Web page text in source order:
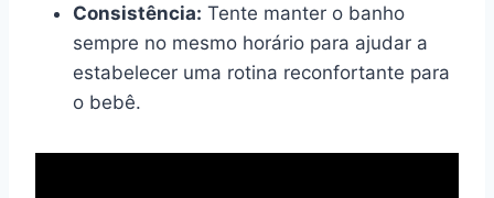
Consistência: Tente manter o banho
sempre no mesmo horário para ajudar a
estabelecer uma rotina reconfortante para
o bebê.